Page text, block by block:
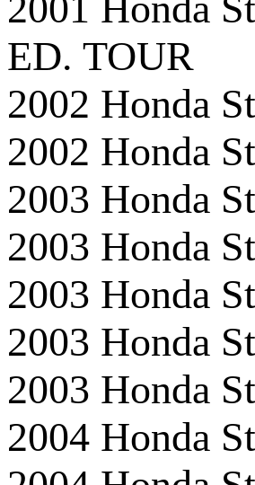
ED. TOUR
2002 Honda
2002 Honda
2003 Honda
2003 Honda
2003 Honda
2003 Honda
2003 Honda
2004 Honda